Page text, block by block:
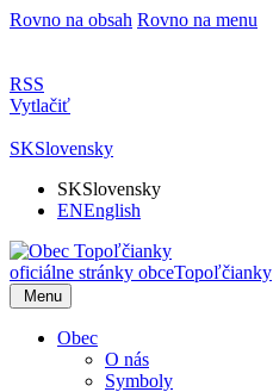
Rovno na obsah Rovno na menu
RSS
Vytlačiť
SKSlovensky
SKSlovensky
ENEnglish
oficiálne stránky obceTopoľčianky
Menu
Obec
O nás
Symboly